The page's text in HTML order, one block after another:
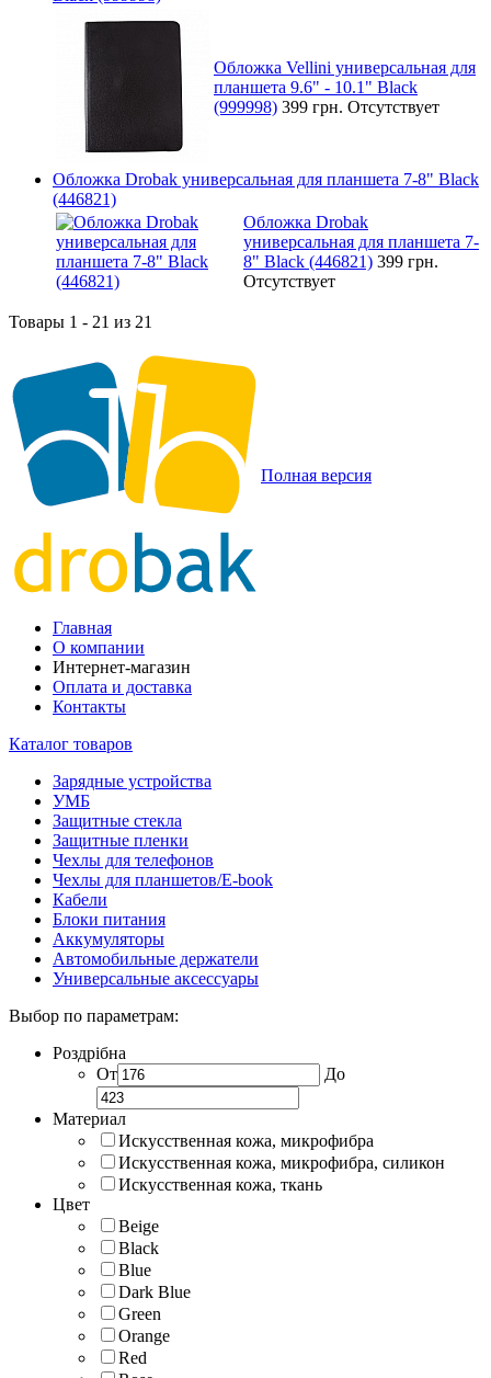
Обложка Vellini универсальная для
планшета 9.6" - 10.1" Black
(999998) 399 грн. Отсутствует
Обложка Drobak универсальная для планшета 7-8" Black
(446821)
Обложка Drobak
универсальная для планшета 7-
8" Black (446821) 399 грн.
Отсутствует
Товары 1 - 21 из 21
Полная версия
Главная
О компании
Интернет-магазин
Оплата и доставка
Контакты
Каталог товаров
Зарядные устройства
УМБ
Защитные стекла
Защитные пленки
Чехлы для телефонов
Чехлы для планшетов/E-book
Кабели
Блоки питания
Аккумуляторы
Автомобильные держатели
Универсальные аксессуары
Выбор по параметрам:
Роздрібна
От
До
Материал
Искусственная кожа, микрофибра
Искусственная кожа, микрофибра, силикон
Искусственная кожа, ткань
Цвет
Beige
Black
Blue
Dark Blue
Green
Orange
Red